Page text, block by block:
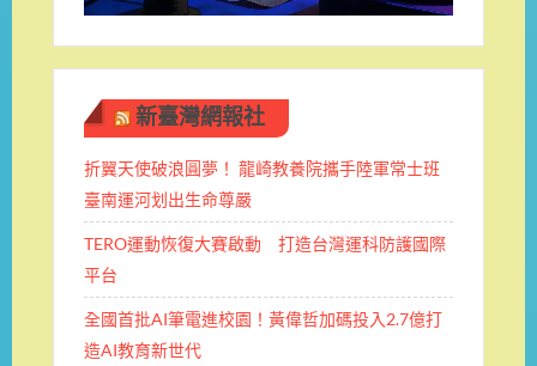
新臺灣網報社
折翼天使破浪圓夢！ 龍崎教養院攜手陸軍常士班 ​
臺南運河划出生命尊嚴
TERO運動恢復大賽啟動 打造台灣運科防護國際
平台
全國首批AI筆電進校園！黃偉哲加碼投入2.7億打
造AI教育新世代